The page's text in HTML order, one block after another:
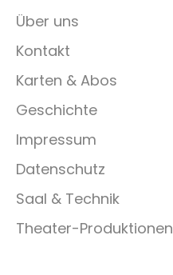
Über uns
Kontakt
Karten & Abos
Geschichte
Impressum
Datenschutz
Saal & Technik
Theater-Produktionen